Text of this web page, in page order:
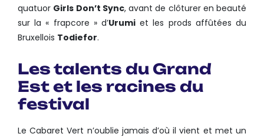
quatuor Girls Don’t Sync, avant de clôturer en beauté
sur la « frapcore » d’Urumi et les prods affûtées du
Bruxellois Todiefor.
Les talents du Grand
Est et les racines du
festival
Le Cabaret Vert n’oublie jamais d’où il vient et met un